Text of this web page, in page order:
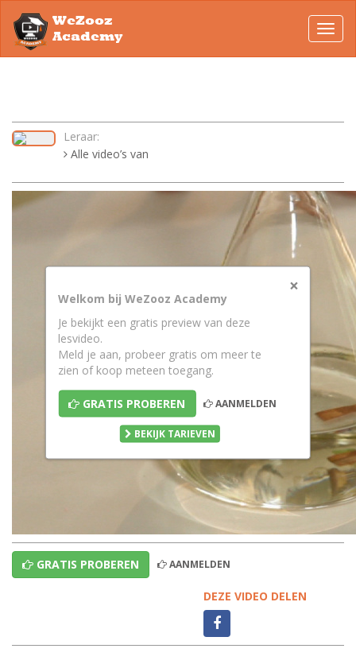
WeZooz
Academy
Leraar:
Alle video’s van
×
Welkom bij WeZooz Academy
Je bekijkt een gratis preview van deze
lesvideo.
Meld je aan, probeer gratis om meer te
zien of koop meteen toegang.
GRATIS PROBEREN AANMELDEN
BEKIJK TARIEVEN
GRATIS PROBEREN AANMELDEN
DEZE VIDEO DELEN